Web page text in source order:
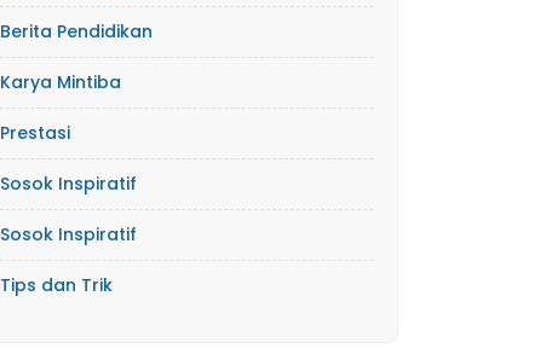
Berita Pendidikan
Karya Mintiba
Prestasi
Sosok Inspiratif
Sosok Inspiratif
Tips dan Trik